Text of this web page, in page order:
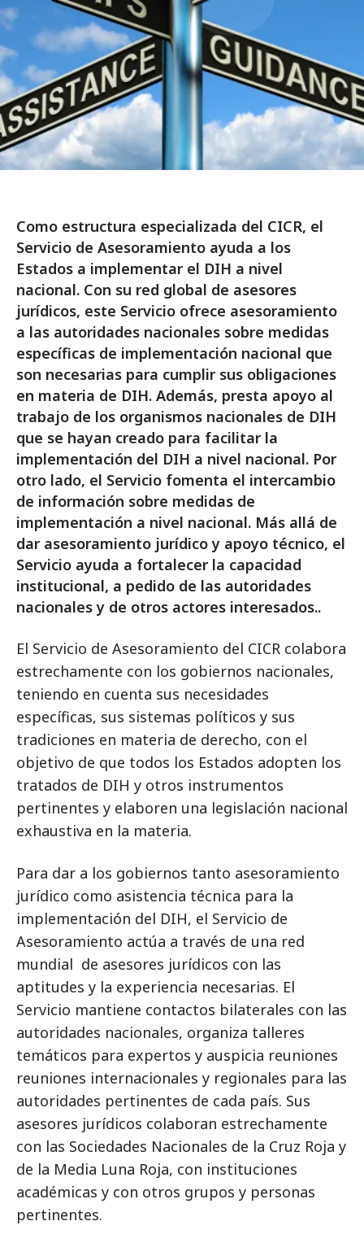
Como estructura especializada del CICR, el
Servicio de Asesoramiento ayuda a los
Estados a implementar el DIH a nivel
nacional. Con su red global de asesores
jurídicos, este Servicio ofrece asesoramiento
a las autoridades nacionales sobre medidas
específicas de implementación nacional que
son necesarias para cumplir sus obligaciones
en materia de DIH. Además, presta apoyo al
trabajo de los organismos nacionales de DIH
que se hayan creado para facilitar la
implementación del DIH a nivel nacional. Por
otro lado, el Servicio fomenta el intercambio
de información sobre medidas de
implementación a nivel nacional. Más allá de
dar asesoramiento jurídico y apoyo técnico, el
Servicio ayuda a fortalecer la capacidad
institucional, a pedido de las autoridades
nacionales y de otros actores interesados..
El Servicio de Asesoramiento del CICR colabora
estrechamente con los gobiernos nacionales,
teniendo en cuenta sus necesidades
específicas, sus sistemas políticos y sus
tradiciones en materia de derecho, con el
objetivo de que todos los Estados adopten los
tratados de DIH y otros instrumentos
pertinentes y elaboren una legislación nacional
exhaustiva en la materia.
Para dar a los gobiernos tanto asesoramiento
jurídico como asistencia técnica para la
implementación del DIH, el Servicio de
Asesoramiento actúa a través de una red
mundial de asesores jurídicos con las
aptitudes y la experiencia necesarias. El
Servicio mantiene contactos bilaterales con las
autoridades nacionales, organiza talleres
temáticos para expertos y auspicia reuniones
reuniones internacionales y regionales para las
autoridades pertinentes de cada país. Sus
asesores jurídicos colaboran estrechamente
con las Sociedades Nacionales de la Cruz Roja y
de la Media Luna Roja, con instituciones
académicas y con otros grupos y personas
pertinentes.